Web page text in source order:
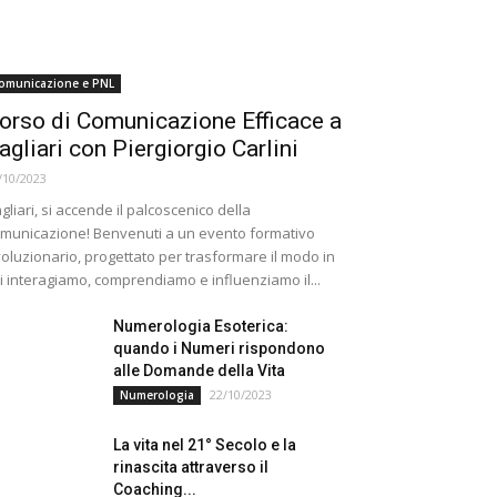
e PNL
di Comunicazione Efficace a
con Piergiorgio Carlini
2023
si accende il palcoscenico della
Benvenuti a un evento formativo
progettato per trasformare il modo in
interagiamo, comprendiamo e influenziamo il...
Numerologia Esoterica:
quando i Numeri rispondono
alle Domande della Vita
Numerologia 22/10/2023
La vita nel 21° Secolo e la
rinascita attraverso il
Coaching...